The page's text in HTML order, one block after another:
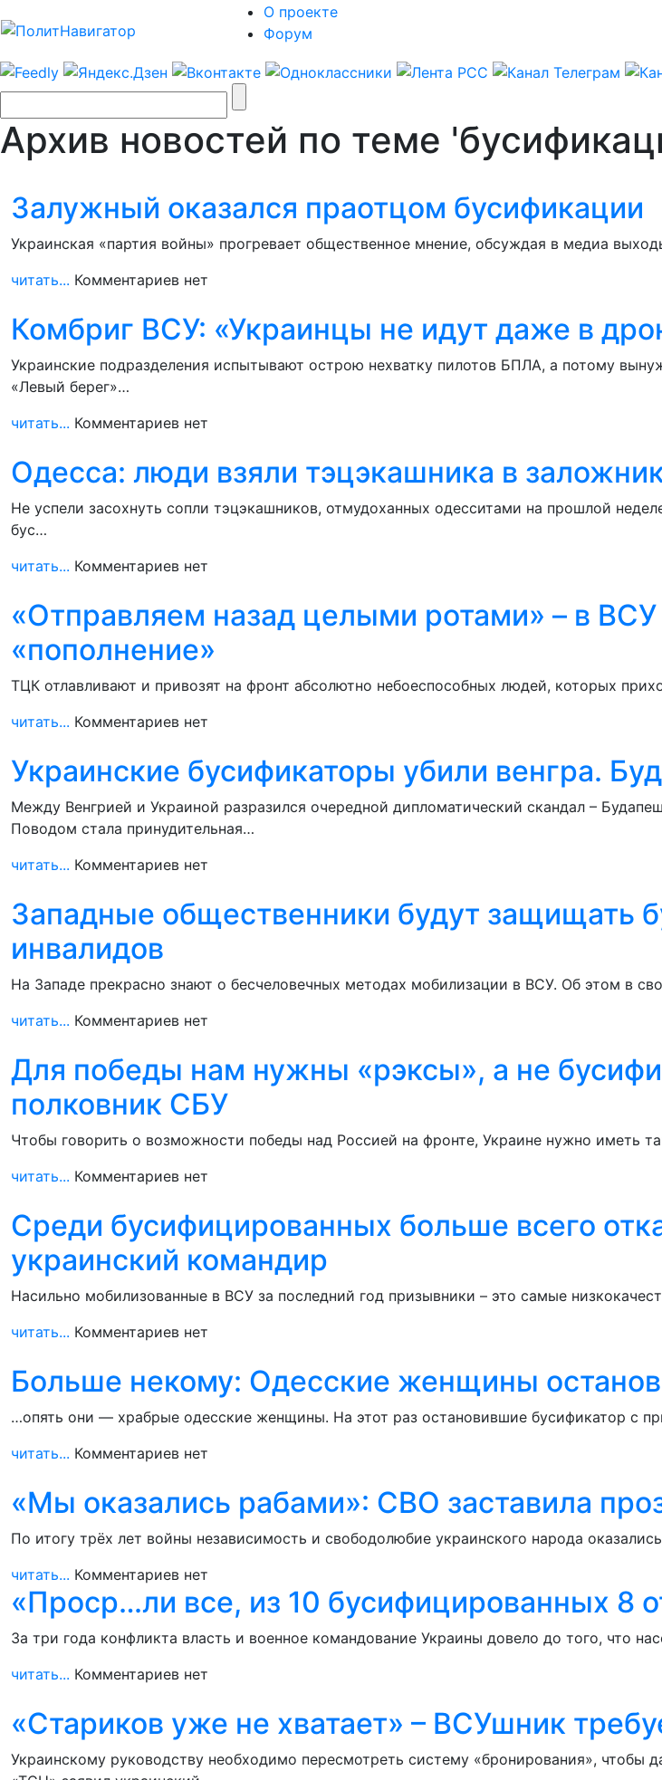
О проекте
Форум
Архив новостей по теме
Залужный оказался праотцом бусификации
Украинская «партия войны» прогревает общественное мнение, обсуждая в медиа
читать... Комментариев нет
Комбриг ВСУ: «Украинцы не идут даже в
Украинские подразделения испытывают острою нехватку пилотов БПЛА, а потому
«Левый берег»…
читать... Комментариев нет
Одесса: люди взяли тэцэкашника в
Не успели засохнуть сопли тэцэкашников, отмудоханных одесситами на прошлой
бус…
читать... Комментариев нет
«Отправляем назад целыми ротами» – в
«пополнение»
ТЦК отлавливают и привозят на фронт абсолютно небоеспособных людей, которых
читать... Комментариев нет
Украинские бусификаторы убили венгра.
Между Венгрией и Украиной разразился очередной дипломатический скандал –
Поводом стала принудительная…
читать... Комментариев нет
Западные общественники будут защищать
инвалидов
На Западе прекрасно знают о бесчеловечных методах мобилизации в ВСУ. Об этом в
читать... Комментариев нет
Для победы нам нужны «рэксы», а не
полковник СБУ
Чтобы говорить о возможности победы над Россией на фронте, Украине нужно иметь
читать... Комментариев нет
Среди бусифицированных больше всего
украинский командир
Насильно мобилизованные в ВСУ за последний год призывники – это самые
читать... Комментариев нет
Больше некому: Одесские женщины
…опять они — храбрые одесские женщины. На этот раз остановившие бусификатор с
читать... Комментариев нет
«Мы оказались рабами»: СВО заставила
По итогу трёх лет войны независимость и свободолюбие украинского народа
читать... Комментариев нет
«Проср…ли все, из 10 бусифицированных 8
За три года конфликта власть и военное командование Украины довело до того, что
читать... Комментариев нет
«Стариков уже не хватает» – ВСУшник
Украинскому руководству необходимо пересмотреть систему «бронирования», чтобы